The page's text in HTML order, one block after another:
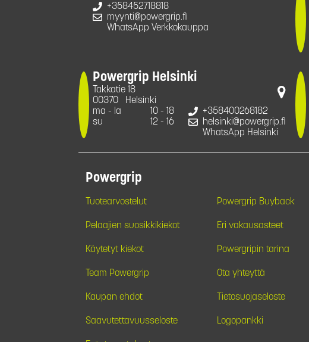
+358452718818
myynti@powergrip.fi
WhatsApp Verkkokauppa
Powergrip Helsinki
Takkatie 18
00370
Helsinki
ma - la
10 - 18
su
12 - 16
+358400268182
helsinki@powergrip.fi
WhatsApp Helsinki
Powergrip
Tuotearvostelut Powergrip Buyback
Pelaajien suosikkikiekot Eri vakausasteet
Käytetyt kiekot Powergripin tarina
Team Powergrip Ota yhteyttä
Kaupan ehdot Tietosuojaseloste
Saavutettavuusseloste Logopankki